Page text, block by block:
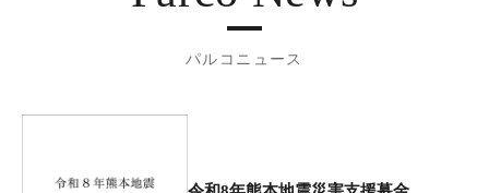
パルコニュース